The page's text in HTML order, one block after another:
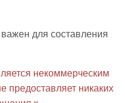
для составления
некоммерческим
никаких